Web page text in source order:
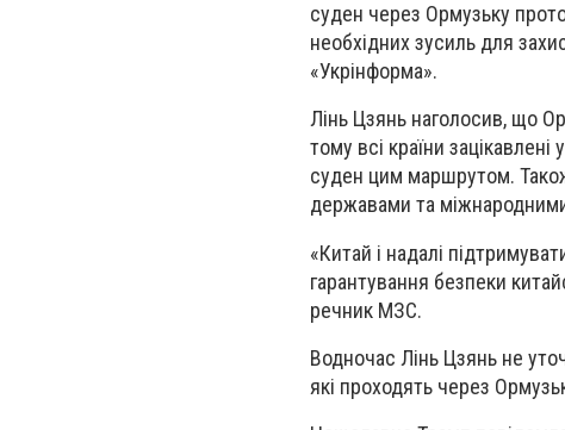
суден через Ормузьку
необхідних зусиль для
«Укрінформа».
Лінь Цзянь наголосив, що
тому всі країни
суден цим маршрутом.
державами та
«Китай і надалі
гарантування безпеки
речник МЗС.
Водночас Лінь Цзянь не
які проходять через